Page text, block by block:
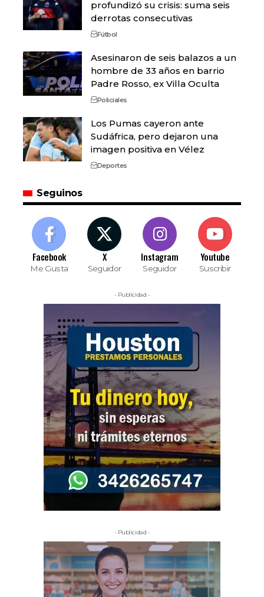
profundizó su crisis: suma seis
derrotas consecutivas
Fútbol
Asesinaron de seis balazos a un
hombre de 33 años en barrio
Padre Rosso, ex Villa Oculta
Policiales
Los Pumas cayeron ante
Sudáfrica, pero dejaron una
imagen positiva en Vélez
Deportes
Seguinos
Facebook
Me Gusta
X
Seguidor
Instagram
Seguidor
Youtube
Suscribir
- Publicidad -
- Publicidad -